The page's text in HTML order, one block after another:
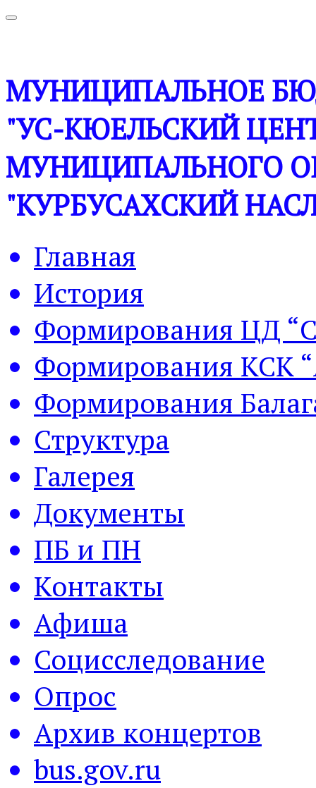
МУНИЦИПАЛЬНОЕ
"УС-КЮЕЛЬСКИЙ
МУНИЦИПАЛЬНОГО
"КУРБУСАХСКИЙ
Главная
История
Формирования ЦД
Формирования КСК
Формирования
Структура
Галерея
Документы
ПБ и ПН
Контакты
Афиша
Социсследование
Опрос
Архив концертов
bus.gov.ru